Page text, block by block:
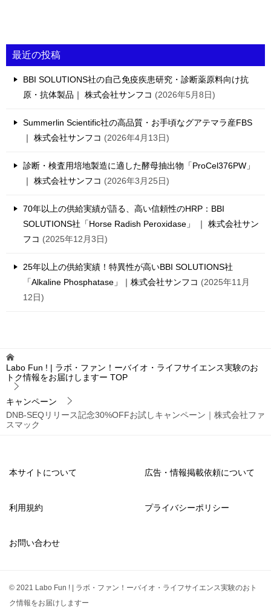
最近の投稿
BBI SOLUTIONS社の自己免疫疾患研究・診断薬原料向け抗
原・抗体製品｜ 株式会社サンフコ
2026年5月8日
Summerlin Scientific社の高品質・お手頃なグアテマラ産FBS
｜ 株式会社サンフコ
2026年4月13日
診断・検査用培地製造に適した酵母抽出物「ProCel376PW」
｜ 株式会社サンフコ
2026年3月25日
70年以上の供給実績が語る、高い信頼性のHRP：BBI
SOLUTIONS社「Horse Radish Peroxidase」 ｜ 株式会社サン
フコ
2025年12月3日
25年以上の供給実績！特異性が高いBBI SOLUTIONS社
「Alkaline Phosphatase」｜株式会社サンフコ
2025年11月
12日
Labo Fun ! | ラボ・ファン！ーバイオ・ライフサイエンス実験のお
トク情報をお届けしますー TOP
キャンペーン
DNB-SEQリリース記念30%OFFお試しキャンペーン｜株式会社ファ
スマック
本サイトについて 広告・情報掲載依頼について
利用規約 プライバシーポリシー
お問い合わせ
© 2021 Labo Fun ! | ラボ・ファン！ーバイオ・ライフサイエンス実験のおト
ク情報をお届けしますー